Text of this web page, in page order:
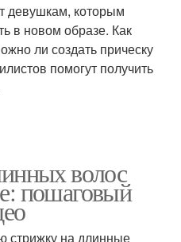
девушкам, которым
в новом образе. Как
ли создать прическу
помогут получить
волос
пошаговый
стрижку на длинные